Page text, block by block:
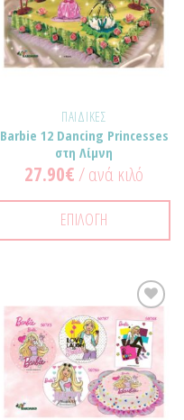
Αγαπημένα!
ΠΑΙΔΙΚΈΣ
Barbie 12 Dancing Princesses
στη Λίμνη
27.90€/ ανά κιλό
ΕΠΙΛΟΓΉ
Προσθήκη
στα
Αγαπημένα!